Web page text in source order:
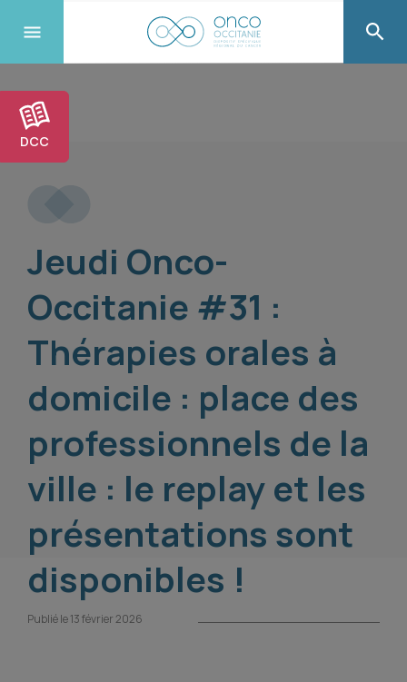
DCC
Jeudi Onco-
Occitanie #31 :
Thérapies orales à
domicile : place des
professionnels de la
ville : le replay et les
présentations sont
disponibles !
Publié le 13 février 2026